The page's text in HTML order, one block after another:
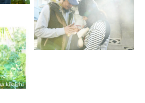
めて1枠1時間での撮影を希望されるの
す。
兄弟やご友人ご家族でのお子様2人主
倍になることと撮影のお時間が倍にな